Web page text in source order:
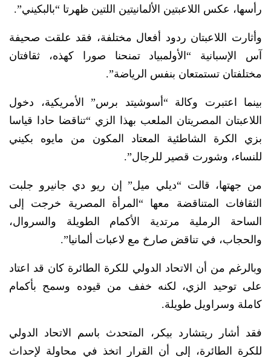
رأسها، عكس اللاعبتين الألمانيتين اللتين ظهرتا “بالبكيني”.
وأثارت اللاعبتان ردود أفعال مختلفة، فقد علقت صحيفة
آس الإسبانية “الأولمبياد تمنحنا صورا كهذه، ثقافتان
مختلفتان تستمتعان بنفس الرياضة”.
بينما اعتبرت وكالة “أسوشيتد برس” الأمريكية، دخول
اللاعبتان المصريتان الملعب بهذا الزي “تناقضا حادا قياسا
بزي الكرة الشاطئية المعتاد المكون من مايوه بكيني
للنساء، وشورت قصير للرجال”.
من جهتها، قالت “ديلي ميل” إن ريو دي جانيرو جلبت
الثقافات المتناقضة معها “المرأة المصرية خرجت إلى
الساحة الرملية مرتدية الأكمام الطويلة والسروال،
والحجاب، في تناقض صارخ مع لاعبات ألمانيا”.
وبالرغم من أن الاتحاد الدولي للكرة الطائرة كان قد اعتاد
على توحيد الزي، لكنه خفف من قيوده وسمح بأكمام
كاملة وسراويل طويلة.
فقد أشار ريتشارد بيكر، المتحدث باسم الاتحاد الدولي
للكرة الطائرة، إلى أن القرار اتخذ في محاولة لإحداث